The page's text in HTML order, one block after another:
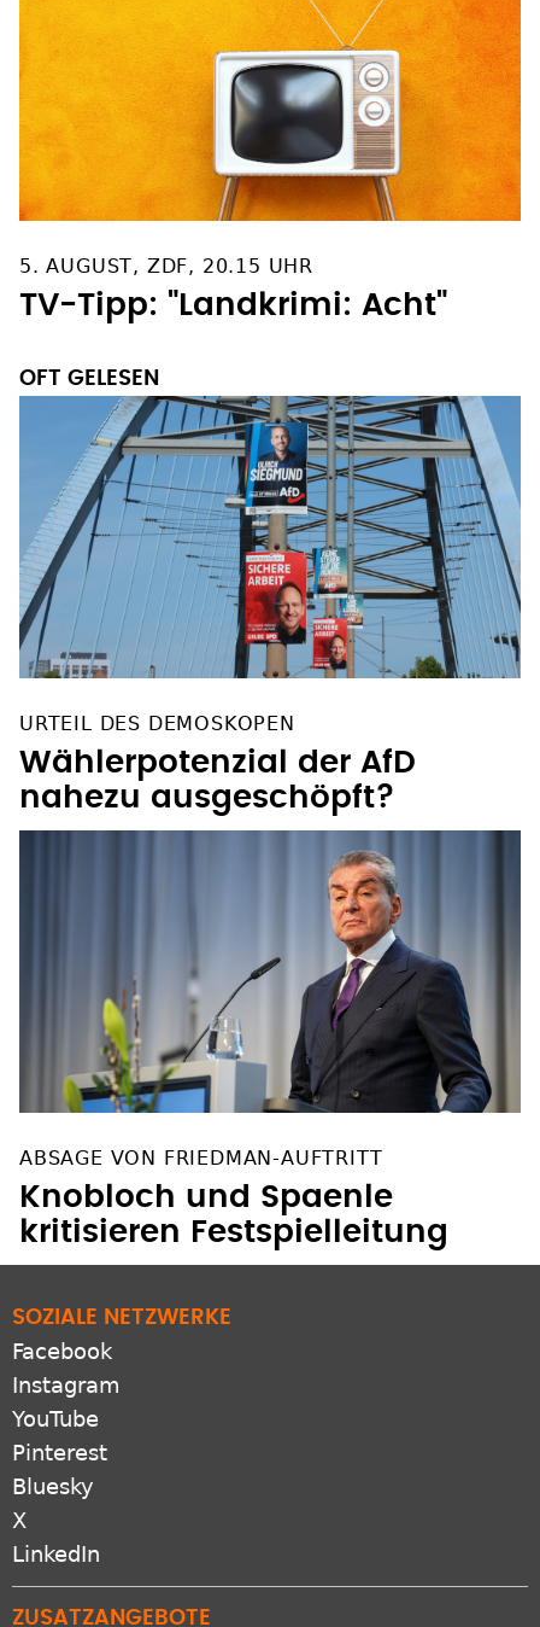
5. AUGUST, ZDF, 20.15 UHR
TV-Tipp: "Landkrimi: Acht"
OFT GELESEN
URTEIL DES DEMOSKOPEN
Wählerpotenzial der AfD
nahezu ausgeschöpft?
ABSAGE VON FRIEDMAN-AUFTRITT
Knobloch und Spaenle
kritisieren Festspielleitung
SOZIALE NETZWERKE
Facebook
Instagram
YouTube
Pinterest
Bluesky
X
LinkedIn
ZUSATZANGEBOTE